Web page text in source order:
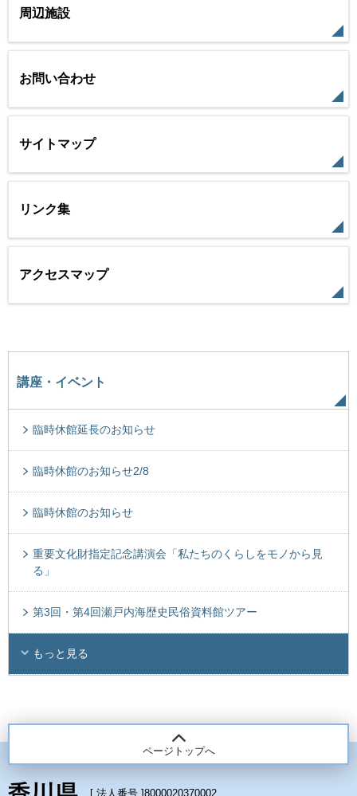
周辺施設
お問い合わせ
サイトマップ
リンク集
アクセスマップ
講座・イベント
臨時休館延長のお知らせ
臨時休館のお知らせ2/8
臨時休館のお知らせ
重要文化財指定記念講演会「私たちのくらしをモノから見
る」
第3回・第4回瀬戸内海歴史民俗資料館ツアー
もっと見る
ページトップへ
[ 法人番号 ]8000020370002